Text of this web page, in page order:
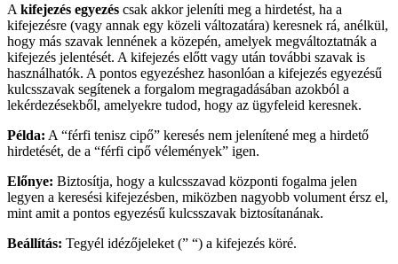
A kifejezés egyezés csak akkor jeleníti meg a hirdetést, ha a
kifejezésre (vagy annak egy közeli változatára) keresnek rá, anélkül,
hogy más szavak lennének a közepén, amelyek megváltoztatnák a
kifejezés jelentését. A kifejezés előtt vagy után további szavak is
használhatók. A pontos egyezéshez hasonlóan a kifejezés egyezésű
kulcsszavak segítenek a forgalom megragadásában azokból a
lekérdezésekből, amelyekre tudod, hogy az ügyfeleid keresnek.
Példa: A “férfi tenisz cipő” keresés nem jelenítené meg a hirdető
hirdetését, de a “férfi cipő vélemények” igen.
Előnye: Biztosítja, hogy a kulcsszavad központi fogalma jelen
legyen a keresési kifejezésben, miközben nagyobb volument érsz el,
mint amit a pontos egyezésű kulcsszavak biztosítanának.
Beállítás: Tegyél idézőjeleket (” “) a kifejezés köré.